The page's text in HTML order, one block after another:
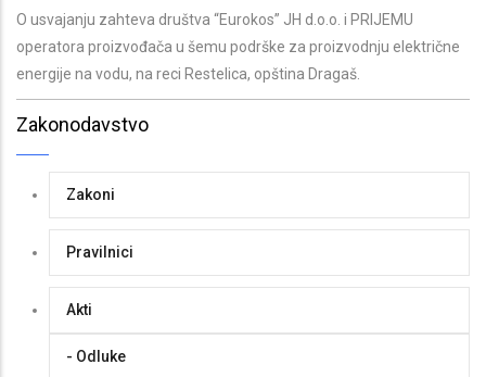
O usvajanju zahteva društva “Eurokos” JH d.o.o. i PRIJEMU
operatora proizvođača u šemu podrške za proizvodnju električne
energije na vodu, na reci Restelica, opština Dragaš.
Zakonodavstvo
Zakoni
Pravilnici
Akti
- Odluke